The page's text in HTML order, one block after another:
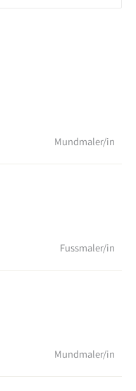
Mundmaler/in
Fussmaler/in
Mundmaler/in